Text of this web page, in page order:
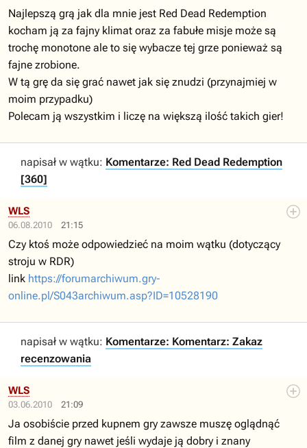
Najlepszą grą jak dla mnie jest Red Dead Redemption
kocham ją za fajny klimat oraz za fabułe misje może są
trochę monotone ale to się wybacze tej grze ponieważ są
fajne zrobione.
W tą grę da się grać nawet jak się znudzi (przynajmiej w
moim przypadku)
Polecam ją wszystkim i liczę na większą ilość takich gier!
napisał w wątku: Komentarze: Red Dead Redemption
[360]
06.08.2010 21:15
WLS
Czy ktoś może odpowiedzieć na moim wątku (dotyczący
stroju w RDR)
link https://forumarchiwum.gry-
online.pl/S043archiwum.asp?ID=10528190
napisał w wątku: Komentarze: Komentarz: Zakaz
recenzowania
03.06.2010 21:09
WLS
Ja osobiście przed kupnem gry zawsze muszę oglądnąć
film z danej gry nawet jeśli wydaje ją dobry i znany